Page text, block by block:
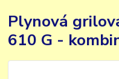
Plynová
610 G -